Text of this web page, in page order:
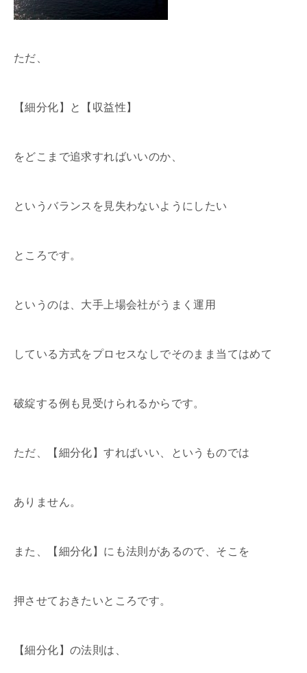
ただ、
【細分化】と【収益性】
をどこまで追求すればいいのか、
というバランスを見失わないようにしたい
ところです。
というのは、大手上場会社がうまく運用
している方式をプロセスなしでそのまま当てはめて
破綻する例も見受けられるからです。
ただ、【細分化】すればいい、というものでは
ありません。
また、【細分化】にも法則があるので、そこを
押させておきたいところです。
【細分化】の法則は、